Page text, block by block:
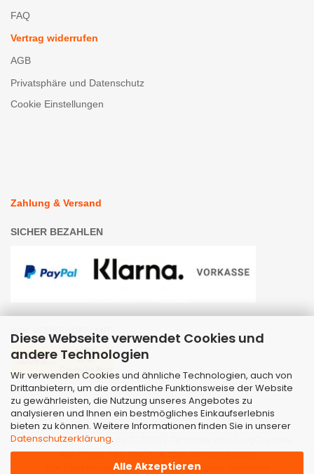
Diese Webseite verwendet Cookies und
andere Technologien
Wir verwenden Cookies und ähnliche Technologien, auch von
Drittanbietern, um die ordentliche Funktionsweise der Website
zu gewährleisten, die Nutzung unseres Angebotes zu
analysieren und Ihnen ein bestmögliches Einkaufserlebnis
bieten zu können. Weitere Informationen finden Sie in unserer
Datenschutzerklärung.
Alle Akzeptieren
FAQ
Vertrag widerrufen
AGB
Privatsphäre und Datenschutz
Cookie Einstellungen
Zahlung & Versand
SICHER BEZAHLEN
WIR VERSENDEN MIT
Webshopby Gambio.de © 2026 | Template von
Alle Preise inkl. MwSt. & zzgl. Versandkosten
Alle Markennamen, Warenzeichen sowie sämtliche